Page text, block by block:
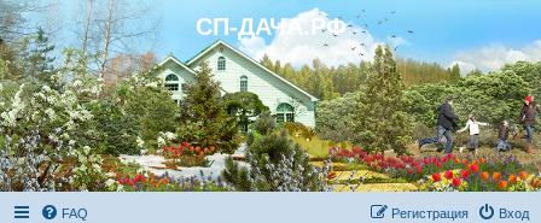
Регистрация СП-ДАЧА.РФ
FAQ Вход
Регистрация